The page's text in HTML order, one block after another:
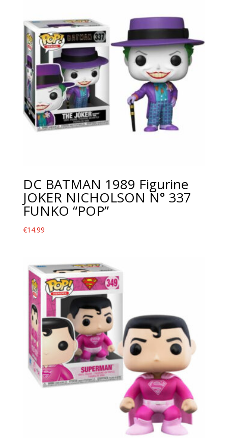
DC BATMAN 1989 Figurine
JOKER NICHOLSON N° 337
FUNKO “POP”
€14.99